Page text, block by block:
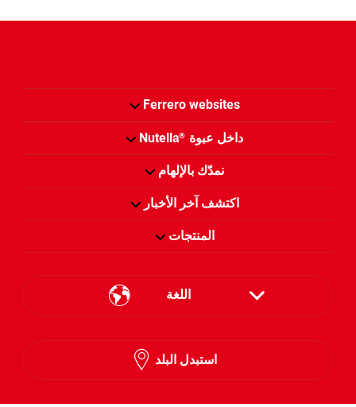
Ferrero websites
داخل عبوة ®
Nutella
نمدّك بالإلهام
اكتشف آخر الأخبار
المنتجات
اللغة
English
استبدل البلد